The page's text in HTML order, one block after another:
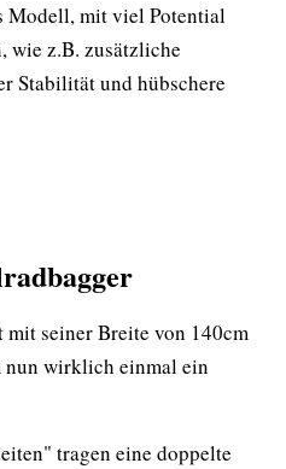
Modell, mit viel Potential
wie z.B. zusätzliche
Stabilität und hübschere
r
mit seiner Breite von 140cm
nun wirklich einmal ein
tragen eine doppelte